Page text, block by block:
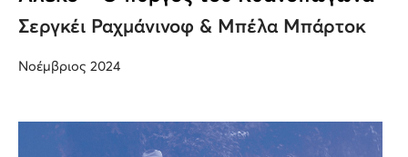
Σεργκέι Ραχμάνινοφ & Μπέλα Μπάρτοκ
Νοέμβριος 2024